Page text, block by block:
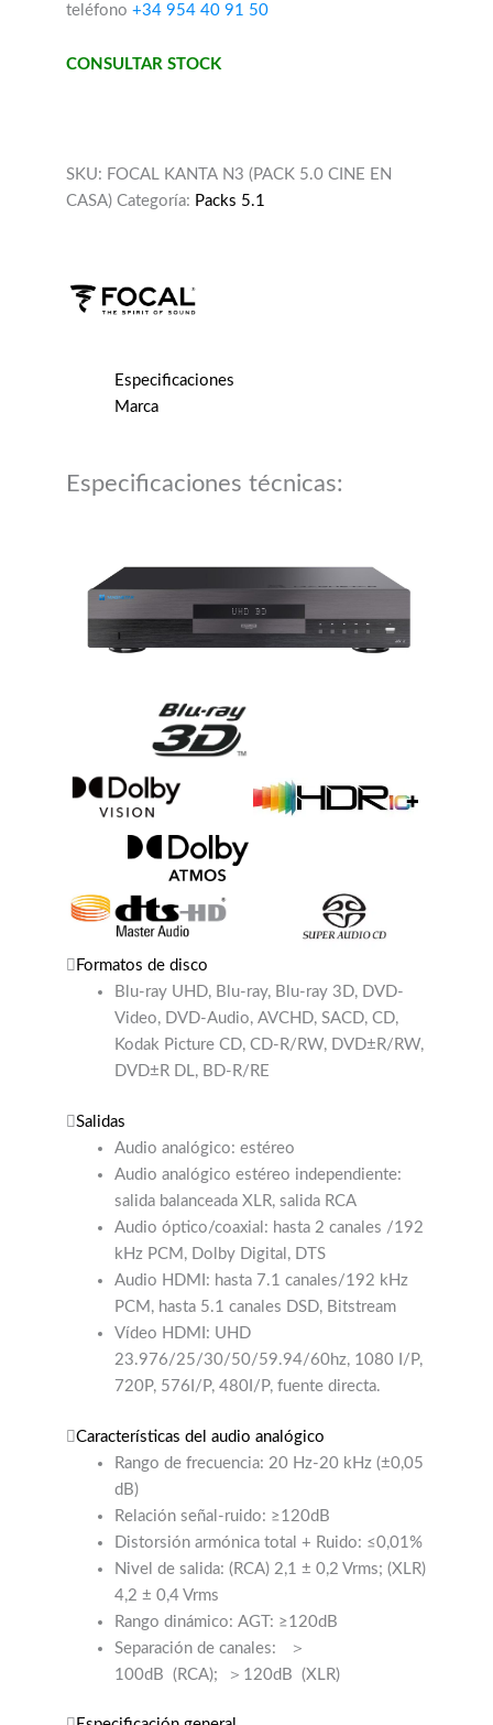
teléfono +34 954 40 91 50
CONSULTAR STOCK
SKU: FOCAL KANTA N3 (PACK 5.0 CINE EN
CASA) Categoría: Packs 5.1
Especificaciones
Marca
Especificaciones técnicas:
Formatos de disco
Blu-ray UHD, Blu-ray, Blu-ray 3D, DVD-
Video, DVD-Audio, AVCHD, SACD, CD,
Kodak Picture CD, CD-R/RW, DVD±R/RW,
DVD±R DL, BD-R/RE
Salidas
Audio analógico: estéreo
Audio analógico estéreo independiente:
salida balanceada XLR, salida RCA
Audio óptico/coaxial: hasta 2 canales /192
kHz PCM, Dolby Digital, DTS
Audio HDMI: hasta 7.1 canales/192 kHz
PCM, hasta 5.1 canales DSD, Bitstream
Vídeo HDMI: UHD
23.976/25/30/50/59.94/60hz, 1080 I/P,
720P, 576I/P, 480I/P, fuente directa.
Características del audio analógico
Rango de frecuencia: 20 Hz-20 kHz (±0,05
dB)
Relación señal-ruido: ≥120dB
Distorsión armónica total + Ruido: ≤0,01%
Nivel de salida: (RCA) 2,1 ± 0,2 Vrms; (XLR)
4,2 ± 0,4 Vrms
Rango dinámico: AGT: ≥120dB
Separación de canales:
＞
100dB (RCA); ＞120dB (XLR)